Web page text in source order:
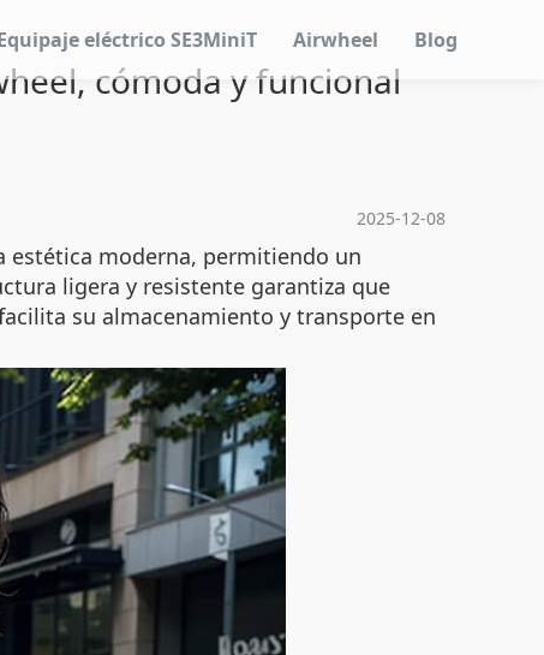
eléctrico SE3MiniT Airwheel Blog
cómoda y funcional
2025-12-08
estética moderna, permitiendo un
ligera y resistente garantiza que
su almacenamiento y transporte en